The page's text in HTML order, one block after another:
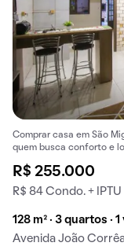
Comprar casa em São
quem busca conforto e
R$ 255.000
R$ 84 Condo. + IPTU
128 m² · 3 quartos ·
Avenida João